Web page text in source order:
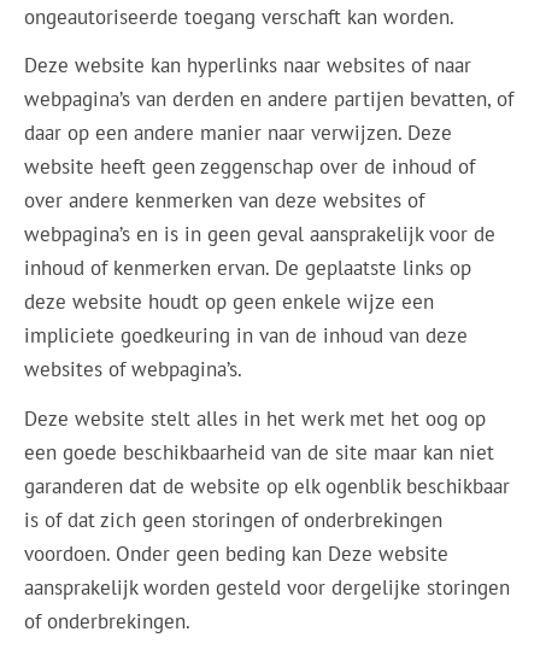
ongeautoriseerde toegang verschaft kan worden.
Deze website kan hyperlinks naar websites of naar
webpagina’s van derden en andere partijen bevatten, of
daar op een andere manier naar verwijzen. Deze
website heeft geen zeggenschap over de inhoud of
over andere kenmerken van deze websites of
webpagina’s en is in geen geval aansprakelijk voor de
inhoud of kenmerken ervan. De geplaatste links op
deze website houdt op geen enkele wijze een
impliciete goedkeuring in van de inhoud van deze
websites of webpagina’s.
Deze website stelt alles in het werk met het oog op
een goede beschikbaarheid van de site maar kan niet
garanderen dat de website op elk ogenblik beschikbaar
is of dat zich geen storingen of onderbrekingen
voordoen. Onder geen beding kan Deze website
aansprakelijk worden gesteld voor dergelijke storingen
of onderbrekingen.